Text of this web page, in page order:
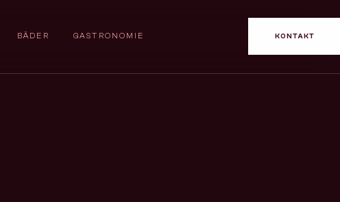
BÄDER GASTRONOMIE KONTAKT